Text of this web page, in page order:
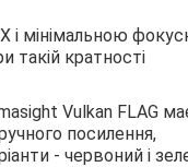
і мінімальною
такій кратності
Vulkan FLAG
посилення,
- червоний і